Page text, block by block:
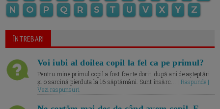
N
O P Q R S T U V X Y Z
ÎNTREBARI
Voi iubi al doilea copil la fel ca pe primul?
Pentru mine primul copil a fost foarte dorit, după ani de așteptări
și o sarcină pierduta la 16 săptămâni. Sunt însărc... | Raspunde |
Vezi raspunsuri